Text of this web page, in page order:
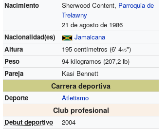
Nacimiento
Sherwood Content, Parroquia de
Trelawny
21 de agosto de 1986
Nacionalidad(es)
Jamaicana
Altura
195 centímetros (6' 44/5")
Peso
94 kilogramos (207,2 lb)
Pareja
Kasi Bennett
Carrera deportiva
Deporte Atletismo
Club profesional
Debut deportivo
2004